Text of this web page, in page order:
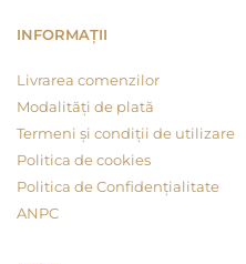
INFORMAȚII
Livrarea comenzilor
Modalități de plată
Termeni și condiții de utilizare
Politica de cookies
Politica de Confidențialitate
ANPC